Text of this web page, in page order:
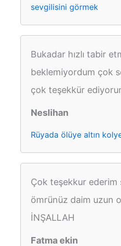
sevgilisini görmek
Bukadar hızlı tabir
beklemiyordum çok
çok teşekkür
Neslihan
Rüyada ölüye altın
Çok teşekkur ederim
ömrünüz daim uzun
İNŞALLAH
Fatma ekin